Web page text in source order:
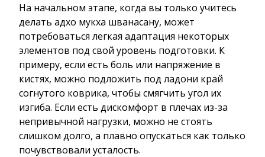
На начальном этапе, когда вы только учитесь
делать адхо мукха шванасану, может
потребоваться легкая адаптация некоторых
элементов под свой уровень подготовки. К
примеру, если есть боль или напряжение в
кистях, можно подложить под ладони край
согнутого коврика, чтобы смягчить угол их
изгиба. Если есть дискомфорт в плечах из-за
непривычной нагрузки, можно не стоять
слишком долго, а плавно опускаться как только
почувствовали усталость.